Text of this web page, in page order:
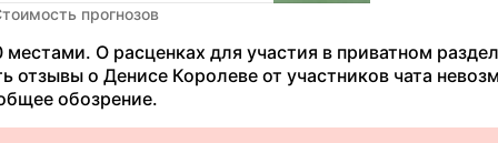
прогнозов
О расценках для участия в приватном
отзывы о Денисе Королеве от участников чата
обозрение.